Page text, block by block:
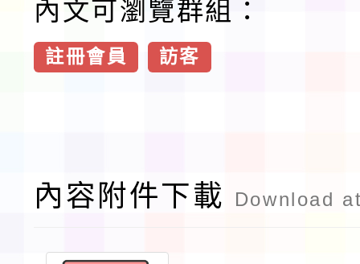
內文可瀏覽群組：
註冊會員 訪客
內容附件下載 Download